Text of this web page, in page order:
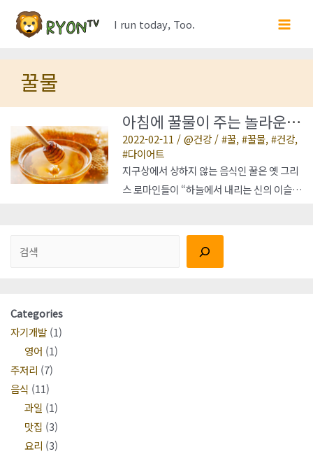
I run today, Too.
Main
꿀물
아침에 꿀물이 주는 놀라운
변화
2022-02-11 / 건강/ 꿀, 꿀물, 건강,
다이어트
지구상에서 상하지 않는 음식인 꿀은 옛 그리
스 로마인들이 “하늘에서 내리는 신의 이슬”
에 당이 많아서 살이 찌는 것이 아닌가 생각할
수도 있겠지만, 꿀은 백설탕이나 옥수수 시럽
검색
Categories
자기개발(1)
영어 (1)
주저리 (7)
음식 (11)
과일 (1)
맛집 (3)
요리 (3)